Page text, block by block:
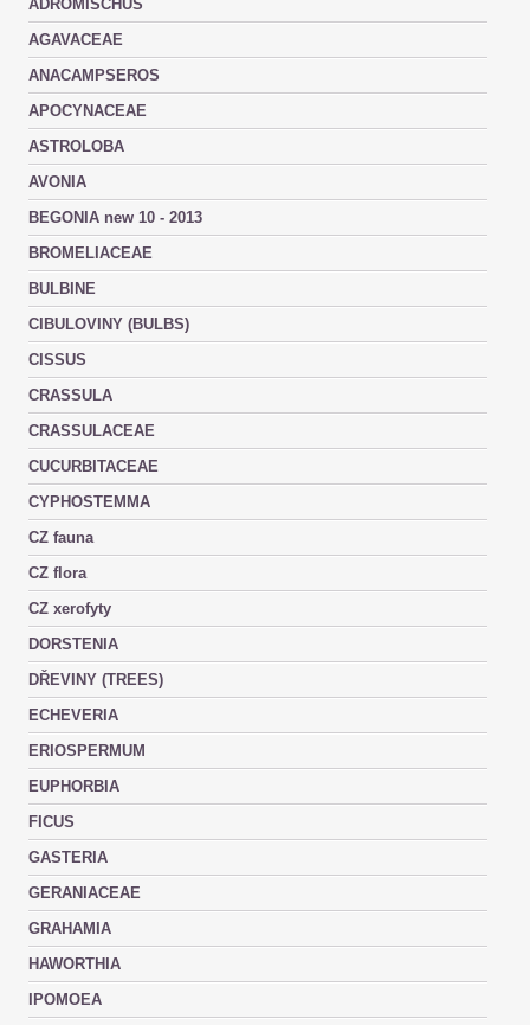
ADROMISCHUS
AGAVACEAE
ANACAMPSEROS
APOCYNACEAE
ASTROLOBA
AVONIA
BEGONIA new 10 - 2013
BROMELIACEAE
BULBINE
CIBULOVINY (BULBS)
CISSUS
CRASSULA
CRASSULACEAE
CUCURBITACEAE
CYPHOSTEMMA
CZ fauna
CZ flora
CZ xerofyty
DORSTENIA
DŘEVINY (TREES)
ECHEVERIA
ERIOSPERMUM
EUPHORBIA
FICUS
GASTERIA
GERANIACEAE
GRAHAMIA
HAWORTHIA
IPOMOEA